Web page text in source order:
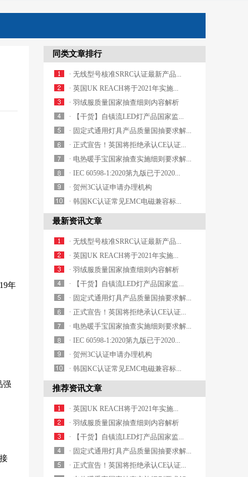
年
强
同类文章排行
· 无线型号核准SRRC认证最新产品...
· 英国UK REACH将于2021年实施...
· 羽绒服质量国家抽查细则内容解析
· 【干货】自镇流LED灯产品国家监...
· 固定式通用灯具产品质量国抽要求解...
· 正式宣告！英国将拒绝承认CE认证...
· 电热暖手宝国家抽查实施细则要求解...
· IEC 60598-1:2020第九版已于2020...
· 贺州3C认证申请办理机构
· 韩国KC认证常见EMC电磁兼容标...
最新资讯文章
· 无线型号核准SRRC认证最新产品...
· 英国UK REACH将于2021年实施...
· 羽绒服质量国家抽查细则内容解析
· 【干货】自镇流LED灯产品国家监...
· 固定式通用灯具产品质量国抽要求解...
· 正式宣告！英国将拒绝承认CE认证...
· 电热暖手宝国家抽查实施细则要求解...
· IEC 60598-1:2020第九版已于2020...
· 贺州3C认证申请办理机构
· 韩国KC认证常见EMC电磁兼容标...
推荐资讯文章
· 英国UK REACH将于2021年实施...
· 羽绒服质量国家抽查细则内容解析
· 【干货】自镇流LED灯产品国家监...
· 固定式通用灯具产品质量国抽要求解...
· 正式宣告！英国将拒绝承认CE认证...